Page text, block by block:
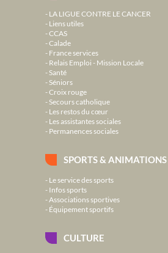
LA LIGUE CONTRE LE CANCER
Liens utiles
CCAS
Calade
France services
Relais Emploi - Mission Locale
Santé
Séniors
Croix rouge
Secours catholique
Les restos du cœur
Les assistantes sociales
Permanences sociales
SPORTS & ANIMATIONS
Le service des sports
Infos sports
Associations sportives
Équipement sportifs
CULTURE